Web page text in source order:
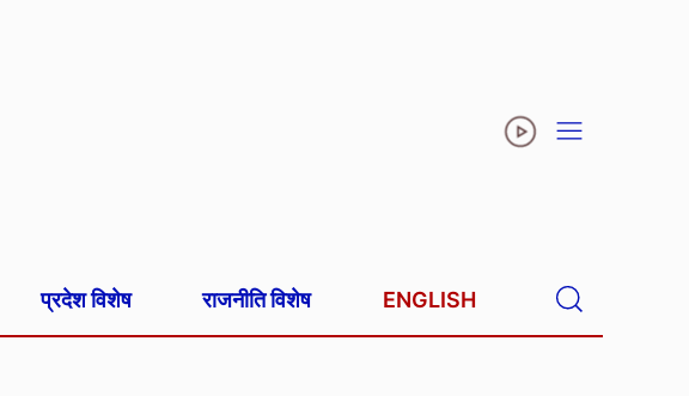
प्रदेश विशेष राजनीति विशेष ENGLISH